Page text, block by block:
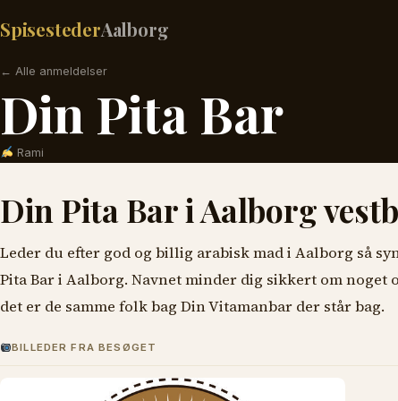
SpisestederAalborg
← Alle anmeldelser
Din Pita Bar
Rami
Din Pita Bar i Aalborg
Leder du efter god og billig arabisk mad i Aalborg så
Pita Bar i Aalborg. Navnet minder dig sikkert om noget
det er de samme folk bag Din Vitamanbar der står bag.
BILLEDER FRA BESØGET